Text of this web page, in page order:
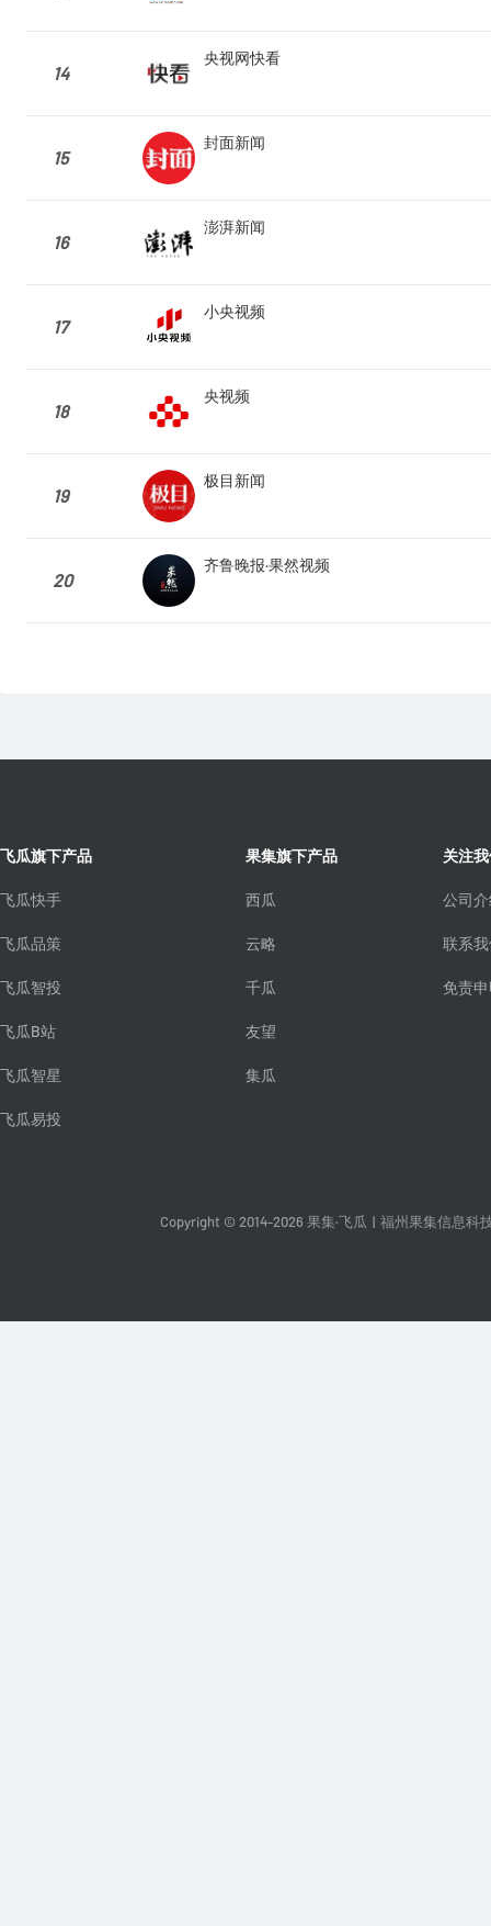
14
央视网快看
15
封面新闻
16
澎湃新闻
17
小央视频
18
央视频
19
极目新闻
20
齐鲁晚报·果然视频
飞瓜旗下产品
飞瓜快手
飞瓜品策
飞瓜智投
飞瓜B站
飞瓜智星
飞瓜易投
果集旗下产品
西瓜
云略
千瓜
友望
集瓜
关注
公司
联系
免责
Copyright © 2014-2026 果集·飞瓜 福州果集信息科